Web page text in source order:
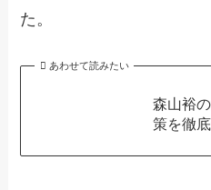
た。
あわせて読みたい
森山裕
策を徹底